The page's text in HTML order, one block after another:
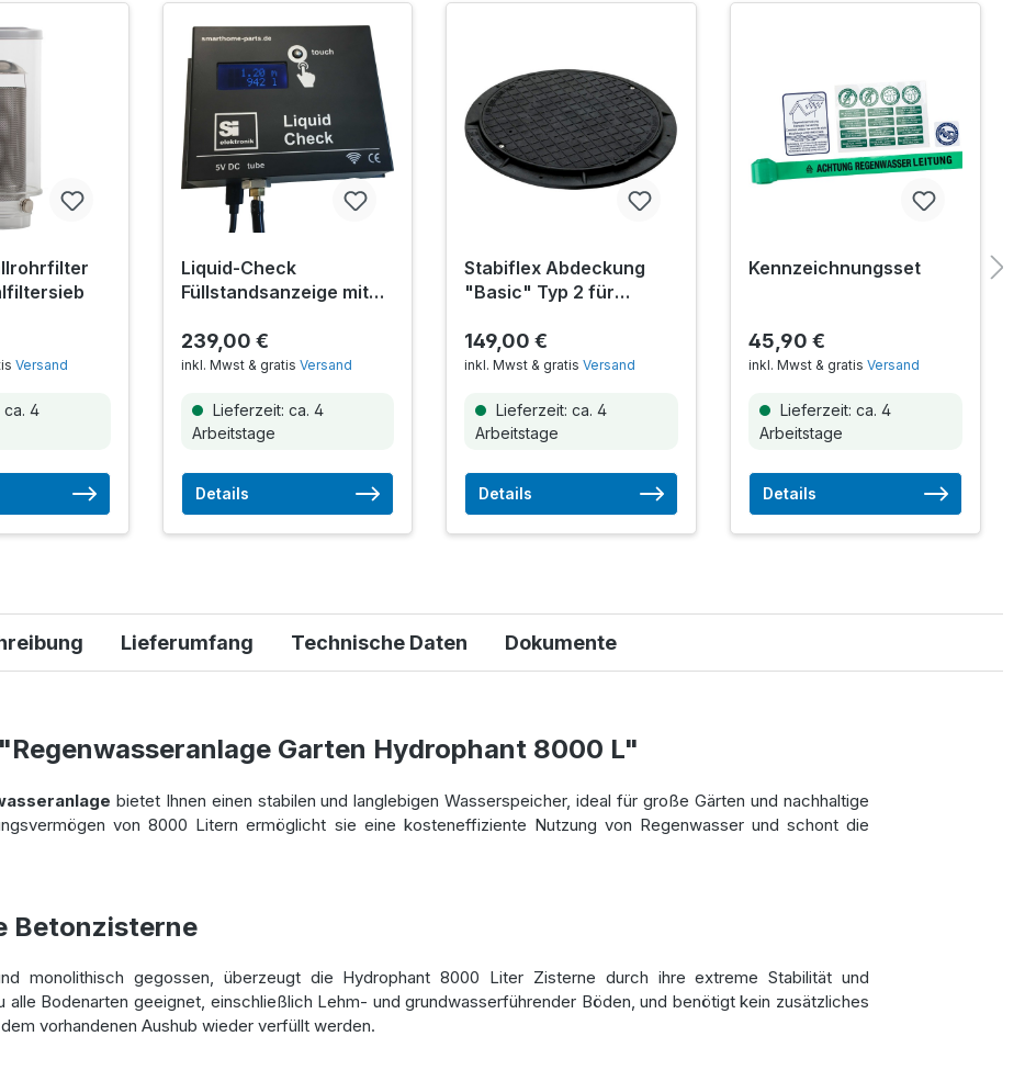
Versand
ca. 4
Liquid-Check
Füllstandsanzeige mit
239,00 €
inkl. Mwst & gratis Versand
Lieferzeit: ca. 4
Arbeitstage
Details
Stabiflex Abdeckung
"Basic" Typ 2 für
Befestigungsset
149,00 €
inkl. Mwst & gratisVersand
Lieferzeit: ca. 4
Arbeitstage
Details
Kennzeichnungsset
45,90 €
inkl. Mwst & gratisVersand
Lieferzeit: ca. 4
Arbeitstage
Details
Lieferumfang Technische Daten Dokumente
Garten Hydrophant 8000 L"
bietet Ihnen einen stabilen und langlebigen Wasserspeicher, ideal für große Gärten und nachhaltige
von 8000 Litern ermöglicht sie eine kosteneffiziente Nutzung von Regenwasser und schont die
Betonzisterne
monolithisch gegossen, überzeugt die Hydrophant 8000 Liter Zisterne durch ihre extreme Stabilität und
alle Bodenarten geeignet, einschließlich Lehm- und grundwasserführender Böden, und benötigt kein zusätzliches
vorhandenen Aushub wieder verfüllt werden.